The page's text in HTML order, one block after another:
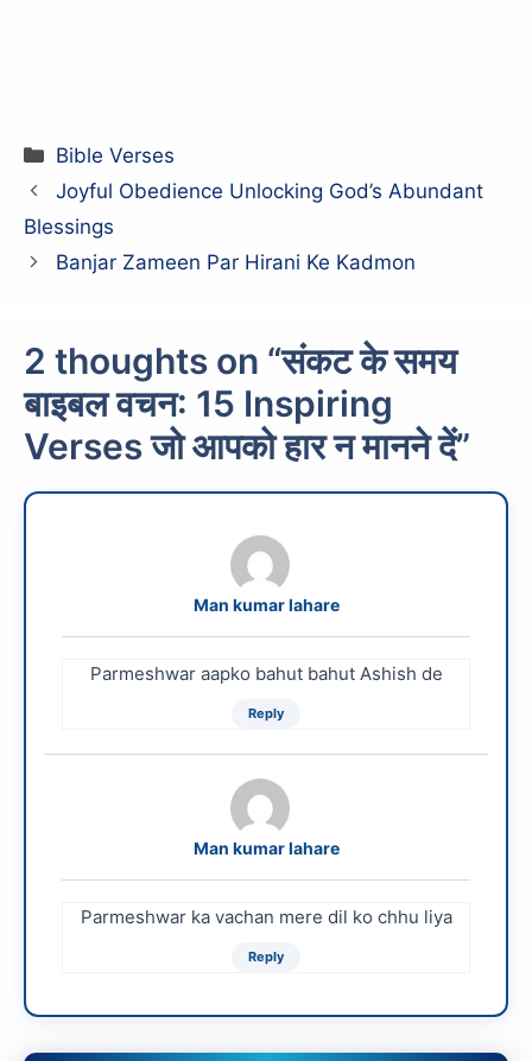
Categories
Bible Verses
Joyful Obedience Unlocking God’s Abundant
Blessings
Banjar Zameen Par Hirani Ke Kadmon
2 thoughts on “संकट के समय
बाइबल वचन: 15 Inspiring
Verses जो आपको हार न मानने दें”
Man kumar lahare
Parmeshwar aapko bahut bahut Ashish de
Reply
Man kumar lahare
Parmeshwar ka vachan mere dil ko chhu liya
Reply